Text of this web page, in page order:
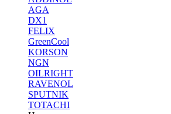
AGA
DX1
FELIX
GreenCool
KORSON
NGN
OILRIGHT
RAVENOL
SPUTNIK
TOTACHI